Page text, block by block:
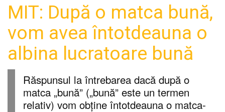
MIT: După o matca bună,
vom avea întotdeauna o
albina lucratoare bună
Răspunsul la întrebarea dacă după o
matca „bună” („bună” este un termen
relativ) vom obține întotdeauna o matca-